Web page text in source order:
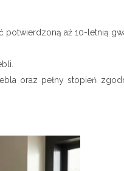
potwierdzoną aż 10-letnią
oraz pełny stopień